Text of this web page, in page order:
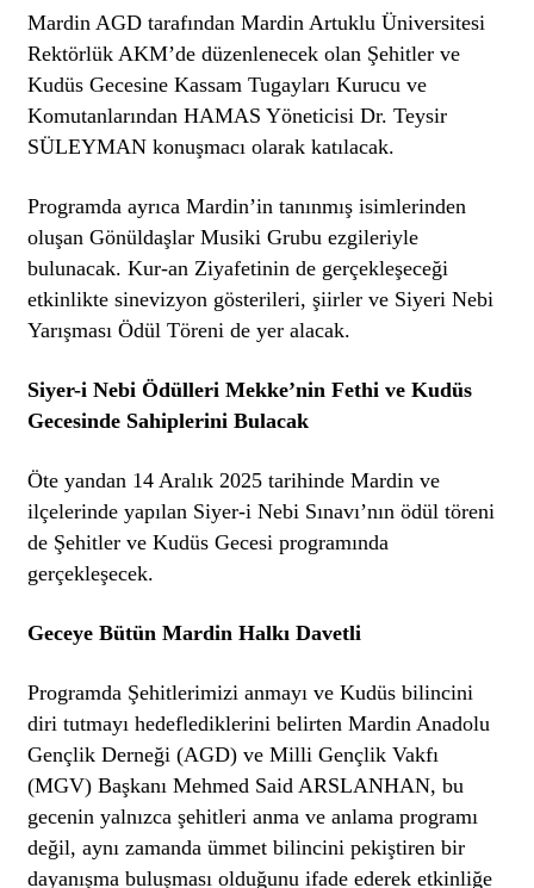
Mardin AGD tarafından Mardin Artuklu Üniversitesi
Rektörlük AKM’de düzenlenecek olan Şehitler ve
Kudüs Gecesine Kassam Tugayları Kurucu ve
Komutanlarından HAMAS Yöneticisi Dr. Teysir
SÜLEYMAN konuşmacı olarak katılacak.
Programda ayrıca Mardin’in tanınmış isimlerinden
oluşan Gönüldaşlar Musiki Grubu ezgileriyle
bulunacak. Kur-an Ziyafetinin de gerçekleşeceği
etkinlikte sinevizyon gösterileri, şiirler ve Siyeri Nebi
Yarışması Ödül Töreni de yer alacak.
Siyer-i Nebi Ödülleri Mekke’nin Fethi ve Kudüs
Gecesinde Sahiplerini Bulacak
Öte yandan 14 Aralık 2025 tarihinde Mardin ve
ilçelerinde yapılan Siyer-i Nebi Sınavı’nın ödül töreni
de Şehitler ve Kudüs Gecesi programında
gerçekleşecek.
Geceye Bütün Mardin Halkı Davetli
Programda Şehitlerimizi anmayı ve Kudüs bilincini
diri tutmayı hedeflediklerini belirten Mardin Anadolu
Gençlik Derneği (AGD) ve Milli Gençlik Vakfı
(MGV) Başkanı Mehmed Said ARSLANHAN, bu
gecenin yalnızca şehitleri anma ve anlama programı
değil, aynı zamanda ümmet bilincini pekiştiren bir
dayanışma buluşması olduğunu ifade ederek etkinliğe